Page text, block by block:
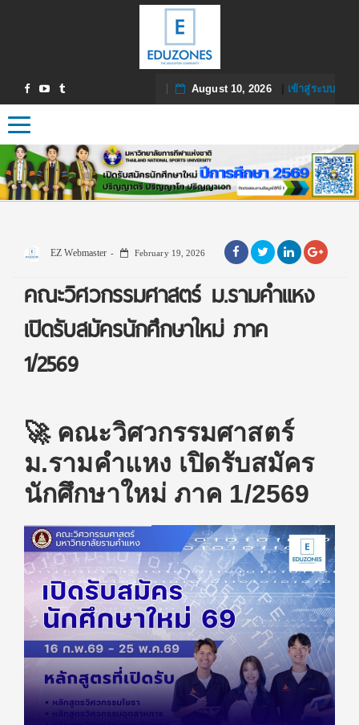
August 10, 2026| เข้าสู่ระบบ
Toggle navigation
EZ Webmaster February 19, 2026
คณะวิศวกรรมศาสตร์ ม.รามคำแหง
เปิดรับสมัครนักศึกษาใหม่ ภาค
1/2569
🚀 คณะวิศวกรรมศาสตร์
ม.รามคำแหง เปิดรับสมัคร
นักศึกษาใหม่ ภาค 1/2569